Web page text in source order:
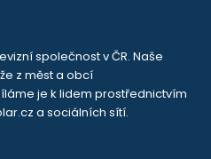
společnost v ČR. Naše
z měst a obcí
je k lidem prostřednictvím
a sociálních sítí.